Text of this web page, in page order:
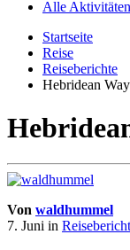
Alle Aktivitäten
Startseite
Reise
Reiseberichte
Hebridean
Von waldhummel
7. Juni in